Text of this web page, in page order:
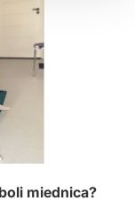
miednica?